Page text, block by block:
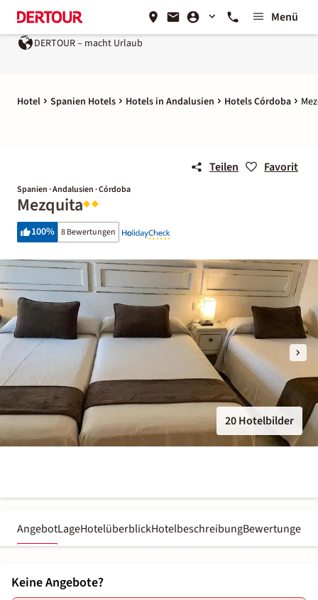
Menü
DERTOUR – macht Urlaub
Hotel Spanien Hotels Hotels in Andalusien Hotels Córdoba
Teilen Favorit
Spanien · Andalusien · Córdoba
Mezquita
100% 8 Bewertungen
20 Hotelbilder
AngebotLageHotelüberblickHotelbeschreibungBewertungen
Keine Angebote?